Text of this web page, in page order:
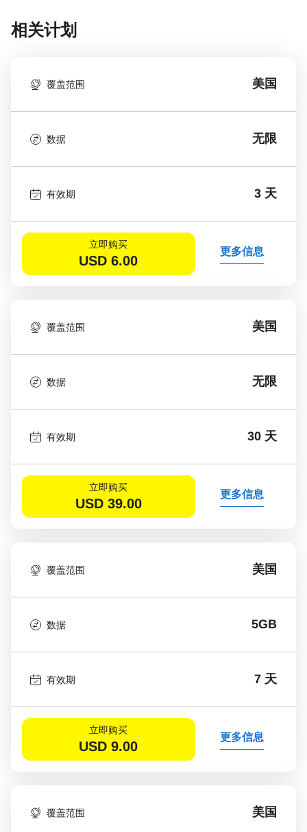
相关计划
覆盖范围 美国
数据 无限
有效期 3 天
立即购买
USD 6.00
更多信息
覆盖范围 美国
数据 无限
有效期 30 天
立即购买
USD 39.00
更多信息
覆盖范围 美国
数据 5GB
有效期 7 天
立即购买
USD 9.00
更多信息
覆盖范围 美国